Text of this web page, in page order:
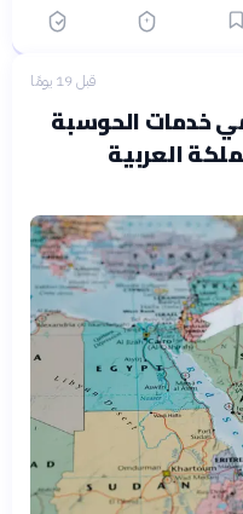
قبل 19 يومًا
خدمات الحوسبة
العربية